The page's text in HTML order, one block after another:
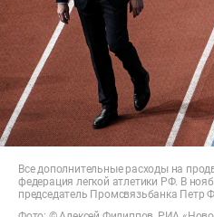
Все дополнительные расходы на
федерация легкой атлетики РФ. В
председатель Промсвязьбанка Петр